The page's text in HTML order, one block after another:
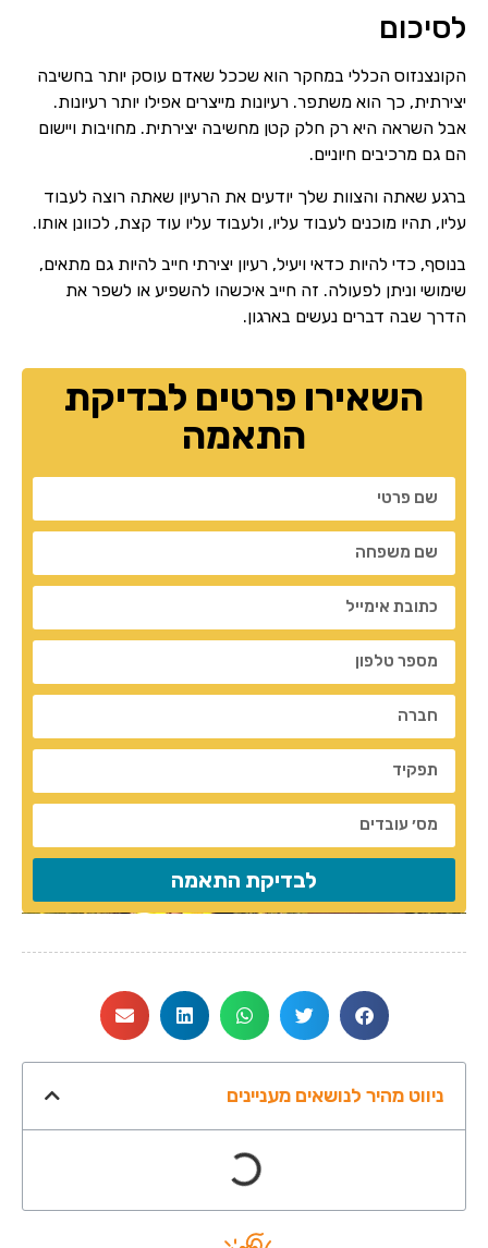
לסיכום
הקונצנזוס הכללי במחקר הוא שככל שאדם עוסק יותר בחשיבה
יצירתית, כך הוא משתפר. רעיונות מייצרים אפילו יותר רעיונות.
אבל השראה היא רק חלק קטן מחשיבה יצירתית. מחויבות ויישום
הם גם מרכיבים חיוניים.
ברגע שאתה והצוות שלך יודעים את הרעיון שאתה רוצה לעבוד
עליו, תהיו מוכנים לעבוד עליו, ולעבוד עליו עוד קצת, לכוונן אותו.
בנוסף, כדי להיות כדאי ויעיל, רעיון יצירתי חייב להיות גם מתאים,
שימושי וניתן לפעולה. זה חייב איכשהו להשפיע או לשפר את
הדרך שבה דברים נעשים בארגון.
השאירו פרטים לבדיקת
התאמה
לבדיקת התאמה
ניווט מהיר לנושאים מעניינים